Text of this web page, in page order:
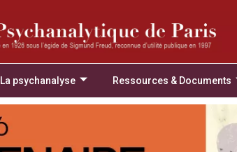
La psychanalyse Ressources & Documents